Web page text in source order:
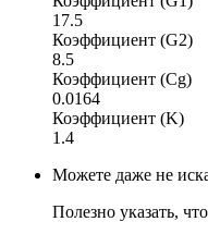
17.5
Коэффициент (G2)
8.5
Коэффициент (Cg)
0.0164
Коэффициент (K)
1.4
Можете даже не
Полезно указать,